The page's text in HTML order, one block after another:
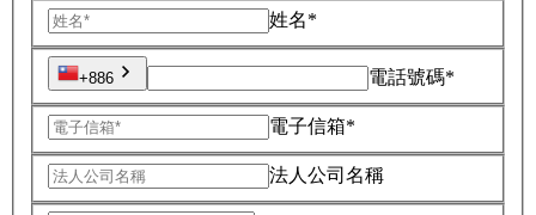
姓名*
+886 電話號碼*
電子信箱*
法人公司名稱